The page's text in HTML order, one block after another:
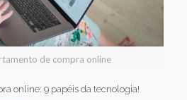
de compra online
online: 9 papéis da tecnologia!